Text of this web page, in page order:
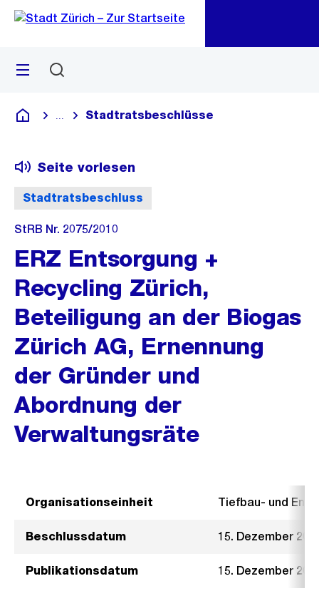
Navigation
Sprunglink
Menü
Deutsch
Blende alle Breadcrumbs ein
Stadtratsbeschlüsse
Stadtratsbeschluss
Seite vorlesen
StRB Nr. 2075/2010
ERZ Entsorgung +
Recycling Zürich,
Beteiligung an der Biogas
Zürich AG, Ernennung
der Gründer und
Abordnung der
Verwaltungsräte
Organisationseinheit Tiefbau- und
Beschlussdatum 15. Dezember
Publikationsdatum 15. Dezember